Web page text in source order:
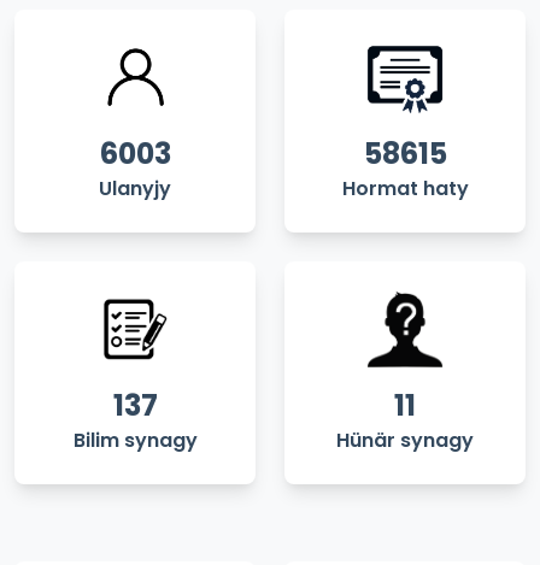
6003
Ulanyjy
58615
Hormat haty
137
Bilim synagy
11
Hünär synagy